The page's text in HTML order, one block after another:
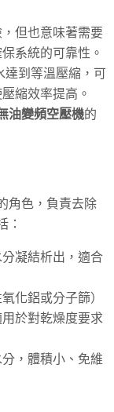
但也意味著需要
系統的可靠性。
達到等溫壓縮，可
縮效率提高。
油變頻空壓機的
角色，負責去除
：
凝結析出，適合
化鋁或分子篩）
於對乾燥度要求
，體積小、免維